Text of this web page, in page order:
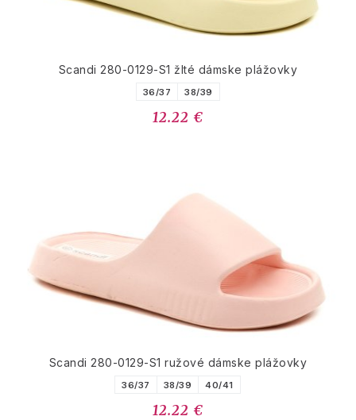
Scandi 280-0129-S1 žlté dámske plážovky
36/37 38/39
12.22 €
Scandi 280-0129-S1 ružové dámske plážovky
36/37 38/39 40/41
12.22 €